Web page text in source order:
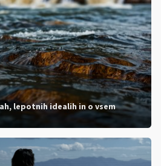
lepotnih idealih in o vsem